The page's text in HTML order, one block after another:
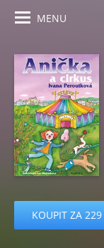
MENU
KOUPIT ZA 229